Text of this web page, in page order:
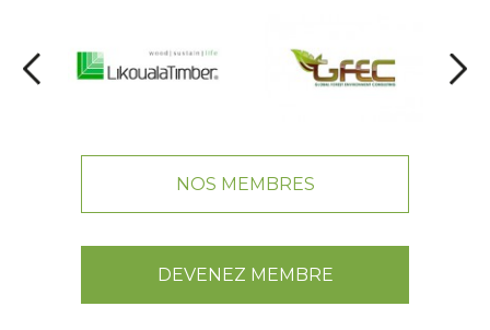
NOS MEMBRES
DEVENEZ MEMBRE